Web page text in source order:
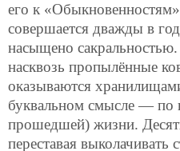
его к
совершается дважды в
насыщено
насквозь пропылённые
оказываются
буквальном смысле — по
прошедшей) жизни.
переставая выколачивать